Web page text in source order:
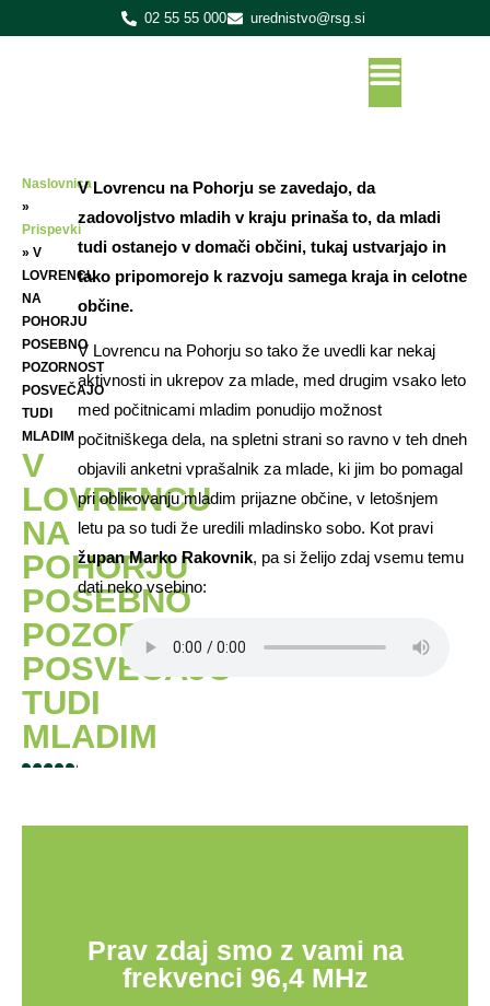
02 55 55 000 urednistvo@rsg.si
Naslovnica
»
Prispevki
» V
LOVRENCU
NA
POHORJU
POSEBNO
POZORNOST
POSVEČAJO
TUDI
MLADIM
V
LOVRENCU
NA
POHORJU
POSEBNO
POZORNOST
POSVEČAJO
TUDI
MLADIM
V Lovrencu na Pohorju se zavedajo, da
zadovoljstvo mladih v kraju prinaša to, da mladi
tudi ostanejo v domači občini, tukaj ustvarjajo in
tako pripomorejo k razvoju samega kraja in celotne
občine.
V Lovrencu na Pohorju so tako že uvedli kar nekaj
aktivnosti in ukrepov za mlade, med drugim vsako leto
med počitnicami mladim ponudijo možnost
počitniškega dela, na spletni strani so ravno v teh dneh
objavili anketni vprašalnik za mlade, ki jim bo pomagal
pri oblikovanju mladim prijazne občine, v letošnjem
letu pa so tudi že uredili mladinsko sobo. Kot pravi
župan Marko Rakovnik, pa si želijo zdaj vsemu temu
dati neko vsebino:
Prav zdaj smo z vami na
frekvenci 96,4 MHz